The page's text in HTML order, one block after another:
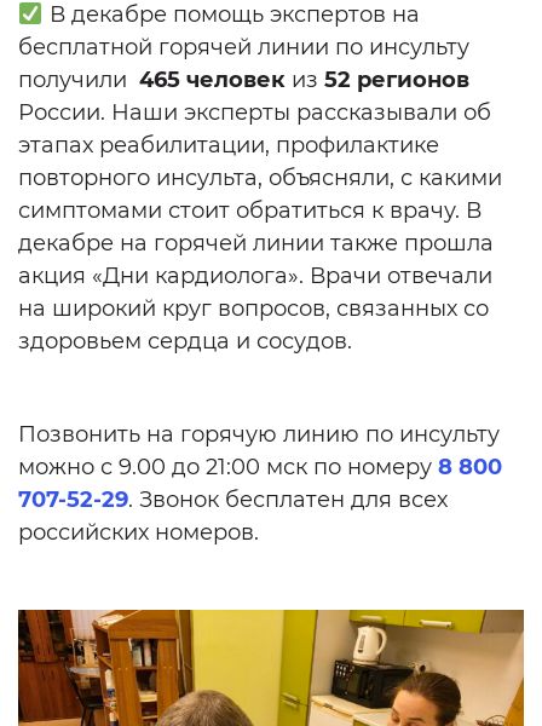
В декабре помощь экспертов на
бесплатной горячей линии по инсульту
получили 465 человек из 52 регионов
России. Наши эксперты рассказывали об
этапах реабилитации, профилактике
повторного инсульта, объясняли, с какими
симптомами стоит обратиться к врачу. В
декабре на горячей линии также прошла
акция «Дни кардиолога». Врачи отвечали
на широкий круг вопросов, связанных со
здоровьем сердца и сосудов.
Позвонить на горячую линию по инсульту
можно с 9.00 до 21:00 мск по номеру 8 800
707-52-29. Звонок бесплатен для всех
российских номеров.